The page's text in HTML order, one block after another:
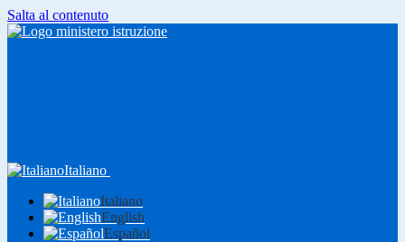
Salta al contenuto
Italiano
Italiano
English
Español